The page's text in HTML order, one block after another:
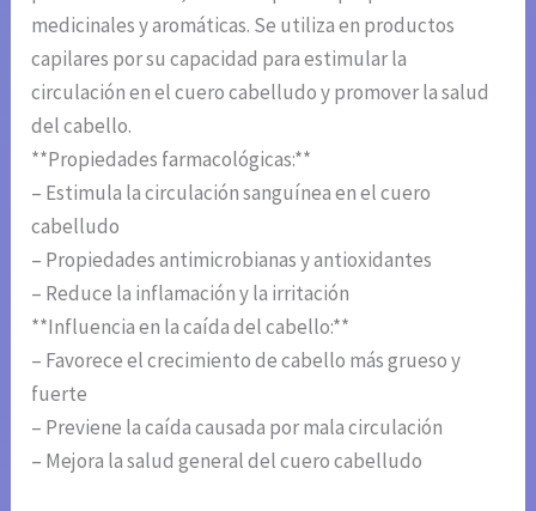
medicinales y aromáticas. Se utiliza en productos
capilares por su capacidad para estimular la
circulación en el cuero cabelludo y promover la salud
del cabello.
**Propiedades farmacológicas:**
– Estimula la circulación sanguínea en el cuero
cabelludo
– Propiedades antimicrobianas y antioxidantes
– Reduce la inflamación y la irritación
**Influencia en la caída del cabello:**
– Favorece el crecimiento de cabello más grueso y
fuerte
– Previene la caída causada por mala circulación
– Mejora la salud general del cuero cabelludo